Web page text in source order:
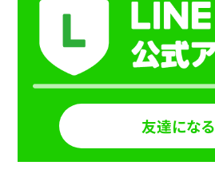
友達になる